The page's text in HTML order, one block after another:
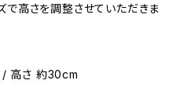
高さを調整させていただきま
高さ 約30cm